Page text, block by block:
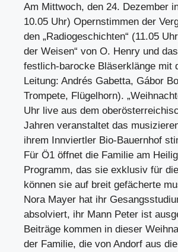
Am Mittwoch, den 24. Dezember
10.05 Uhr) Opernstimmen der
den „Radiogeschichten“ (11.05
der Weisen“ von O. Henry und
festlich-barocke Bläserklänge mit
Leitung: Andrés Gabetta, Gábor
Trompete, Flügelhorn).
Uhr live aus dem
Jahren veranstaltet das
ihrem Innviertler Bio-Bauernhof
Für Ö1 öffnet die Familie am
Programm, das sie exklusiv für
können sie auf breit gefächerte
Nora Mayer hat ihr
absolviert, ihr Mann Peter ist
Beiträge kommen in dieser
der Familie, die von Andorf aus